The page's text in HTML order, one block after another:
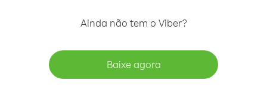
Ainda não tem o Viber?
Baixe agora